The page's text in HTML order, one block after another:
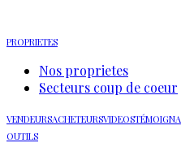
PROPRIETES
Nos proprietes
Secteurs coup de coeur
VENDEURSACHETEURSVIDEOS
OUTILS